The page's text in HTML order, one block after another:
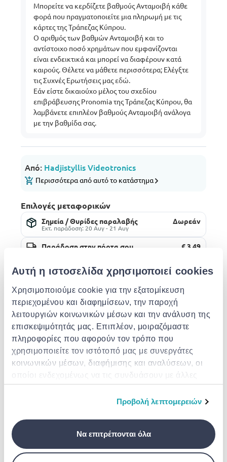
Αυτή η ιστοσελίδα χρησιμοποιεί cookies
Χρησιμοποιούμε cookie για την εξατομίκευση
περιεχομένου και διαφημίσεων, την παροχή
λειτουργιών κοινωνικών μέσων και την ανάλυση της
επισκεψιμότητάς μας. Επιπλέον, μοιραζόμαστε
πληροφορίες που αφορούν τον τρόπο που
χρησιμοποιείτε τον ιστότοπό μας με συνεργάτες
κοινωνικών μέσων, διαφήμισης και αναλύσεων, οι
οποίοι ενδεχομένως να τις συνδυάσουν με άλλες
πληροφορίες που τους έχετε παραχωρήσει ή τις
οποίες έχουν συλλέξει σε σχέση με την από μέρους
Προβολή λεπτομερειών
Να επιτρέπονται όλα
Μπορείτε να κερδίζετε βαθμούς Ανταμοιβή κάθε
φορά που πραγματοποιείτε μια πληρωμή με τις
κάρτες της Τράπεζας Κύπρου.
Ο αριθμός των βαθμών Ανταμοιβή και το
αντίστοιχο ποσό χρημάτων που εμφανίζονται
είναι ενδεικτικά και μπορεί να διαφέρουν κατά
καιρούς. Θέλετε να μάθετε περισσότερα; Ελέγξτε
τις Συχνές Ερωτήσεις μαςεδώ.
Εάν είστε δικαιούχο μέλος του σχεδίου
επιβράβευσης Pronomia της Τράπεζας Κύπρου, θα
λαμβάνετε επιπλέον βαθμούς Ανταμοιβή ανάλογα
με την βαθμίδα σας.
Από: Hadjistyllis Videotronics
Περισσότερα από αυτό το κατάστημα
Επιλογές μεταφορικών
Σημεία / Θυρίδες παραλαβής
Εκτ. παράδοση: 20 Αυγ - 21 Αυγ
Δωρεάν
Παράδοση στην πόρτα σου
Εκτ. παράδοση: 20 Αυγ - 24 Αυγ
€ 3.49
Περιγραφή
Παρόμοια προϊόντα
Ic la1140 fm if ic
€ 3.93
Ic la1201 fm if ic
€ 3.53
Ic la1365 fm if ic
€ 3.53